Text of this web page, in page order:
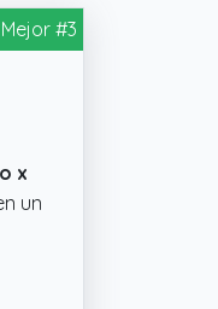
Mejor #3
x
un